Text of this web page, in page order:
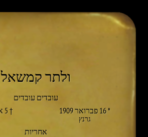
ולתר קמשאל
עובדים עובדים
* 16 פברואר 1909
גרנץ
† 5 אוקטובר 1981
אחריות